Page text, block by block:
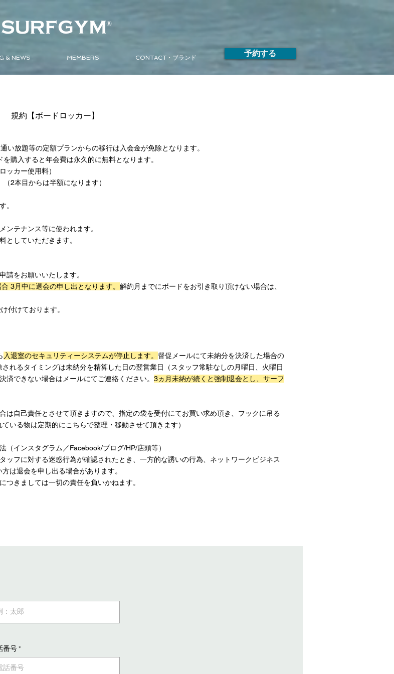
& NEWS MEMBERS CONTACT・ブランド 予約する
規約【ボードロッカー】
放題等の定額プランからの移行は入会金が免除となります。
購入すると年会費は永久的に無料となります。
ッカー使用料）
2本目からは半額になります）
。
ンテナンス等に使われます。
としていただきます。
請をお願いいたします。
3月中に退会の申し出となります。 解約月までにボードをお引き取り頂けない場合は、
付けております。
入退室のセキュリティーシステムが停止します。 督促メールにて未納分を決済した場合の
れるタイミングは未納分を精算した日の翌営業日（スタッフ常駐なしの月曜日、火曜日
できない場合はメールにてご連絡ください。 3ヵ月未納が続くと強制退会とし、サーフ
は自己責任とさせて頂きますので、指定の袋を受付にてお買い求め頂き、フックに吊る
いる物は定期的にこちらで整理・移動させて頂きます）
インスタグラム／Facebook/ブログ/HP/店頭等）
ッフに対する迷惑行為が確認されたとき、一方的な誘いの行為、ネットワークビジネス
は退会を申し出る場合があります。
きましては一切の責任を負いかねます。
番号